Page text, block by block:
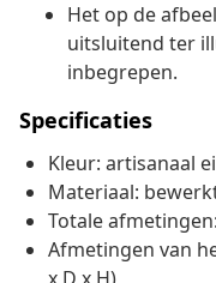
Het op de
uitsluitend ter
inbegrepen.
Specificaties
Kleur: artisanaal
Materiaal:
Totale
Afmetingen van